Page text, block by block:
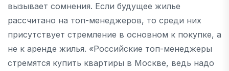
вызывает сомнения. Если будущее жилье
рассчитано на топ-менеджеров, то среди них
присутствует стремление в основном к покупке, а
не к аренде жилья. «Российские топ-менеджеры
стремятся купить квартиры в Москве, ведь надо